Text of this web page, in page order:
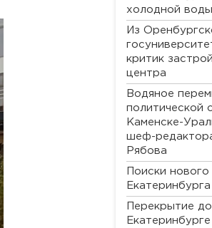
холодной воды
Из
критик
центра
Водяное
политической
Каменске-
шеф-
Рябова
Поиски
Перекрытие